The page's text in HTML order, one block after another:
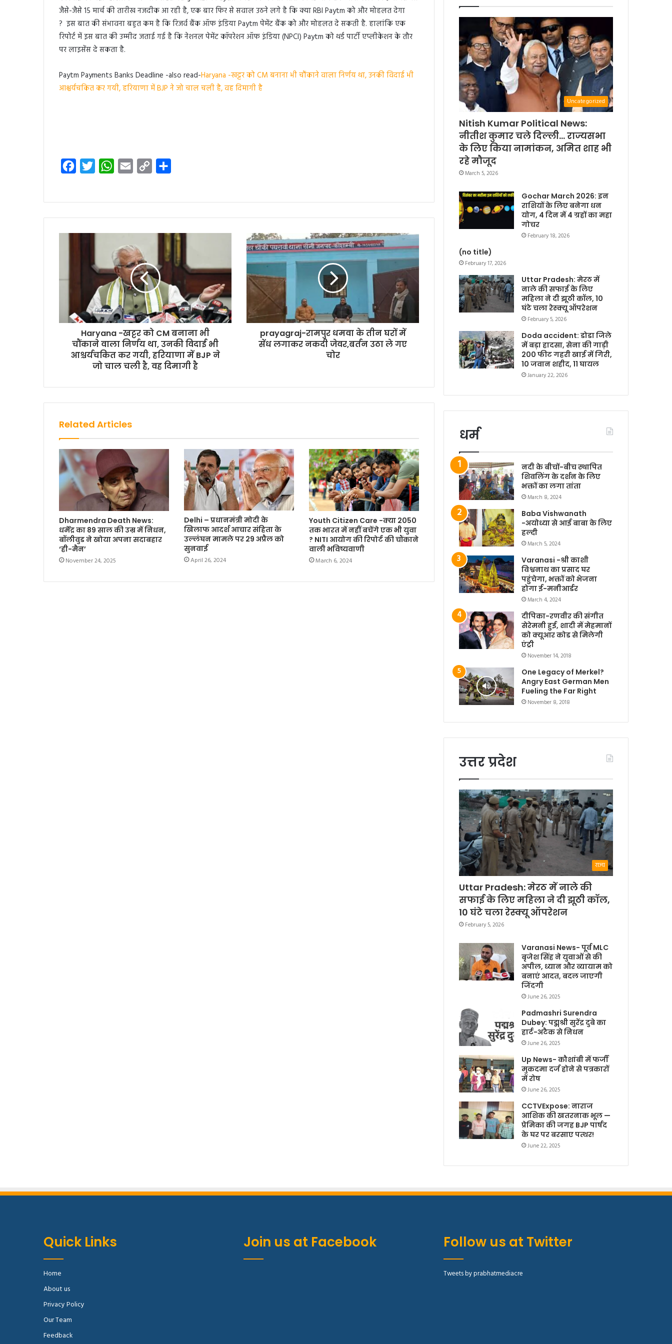
जैसे-जैसे 15 मार्च की तारीख नजदीक आ रही है, एक बार फिर से सवाल उठने लगे है कि क्या RBI Paytm को और मोहलत देगा
? इस बात की संभावना बहुत कम है कि रिजर्व बैंक ऑफ इंडिया Paytm पेमेंट बैंक को और मोहलत दे सकती है. हालांकि एक
रिपोर्ट में इस बात की उम्मीद जताई गई है कि नेशनल पेमेंट कॉपरेशन ऑफ इंडिया (NPCI) Paytm को थर्ड पार्टी एप्लीकेशन के तौर
पर लाइसेंस दे सकता है.
Paytm Payments Banks Deadline -also read-Haryana -खट्टर को CM बनाना भी चौंकाने वाला निर्णय था, उनकी विदाई भी
आश्चर्यचकित कर गयी, हरियाणा में BJP ने जो चाल चली है, वह दिमागी है
W
p
p
k
Haryana -खट्टर को CM बनाना भी
चौंकाने वाला निर्णय था, उनकी विदाई भी
आश्चर्यचकित कर गयी, हरियाणा में BJP ने
जो चाल चली है, वह दिमागी है
prayagraj-रामपुर धमवा के तीन घरों में
सेंध लगाकर नकदी जेवर,बर्तन उठा ले गए
चोर
Related Articles
Dharmendra Death News:
धर्मेंद्र का 89 साल की उम्र में निधन,
बॉलीवुड ने खोया अपना सदाबहार
‘ही-मैन’
November 24, 2025
Delhi – प्रधानमंत्री मोदी के
खिलाफ आदर्श आचार संहिता के
उल्लंघन मामले पर 29 अप्रैल को
सुनवाई
April 26, 2024
Youth Citizen Care -क्या 2050
तक भारत में नहीं बचेंगे एक भी युवा
? NITI आयोग की रिपोर्ट की चौंकाने
वाली भविष्यवाणी
March 6, 2024
Uncategorized
Nitish Kumar Political News:
नीतीश कुमार चले दिल्ली… राज्यसभा
के लिए किया नामांकन, अमित शाह भी
रहे मौजूद
March 5, 2026
Gochar March 2026: इन
राशियों के लिए बनेगा धन
योग, 4 दिन में 4 ग्रहों का महा
गोचर
February 18, 2026
(no title)
February 17, 2026
Uttar Pradesh: मेरठ में
नाले की सफाई के लिए
महिला ने दी झूठी कॉल, 10
घंटे चला रेस्क्यू ऑपरेशन
February 5, 2026
Doda accident: डोडा जिले
में बड़ा हादसा, सेना की गाड़ी
200 फीट गहरी खाई में गिरी,
10 जवान शहीद, 11 घायल
January 22, 2026
धर्म
नदी के बीचों-बीच स्थापित
शिवलिंग के दर्शन के लिए
भक्तों का लगा तांता
March 8, 2024
Baba Vishwanath
-अयोध्या से आई बाबा के लिए
हल्दी
March 5, 2024
Varanasi -श्री काशी
विश्वनाथ का प्रसाद घर
पहुंचेगा, भक्तों को भेजना
होगा ई-मनीआर्डर
March 4, 2024
दीपिका-रणवीर की संगीत
सेरेमनी हुई, शादी में मेहमानों
को क्यूआर कोड से मिलेगी
एंट्री
November 14, 2018
One Legacy of Merkel?
Angry East German Men
Fueling the Far Right
November 8, 2018
उत्तर प्रदेश
राज्य
Uttar Pradesh: मेरठ में नाले की
सफाई के लिए महिला ने दी झूठी कॉल,
10 घंटे चला रेस्क्यू ऑपरेशन
February 5, 2026
Varanasi News- पूर्व MLC
बृजेश सिंह ने युवाओं से की
अपील, ध्यान और व्यायाम को
बनाएं आदत, बदल जाएगी
जिंदगी
June 26, 2025
Padmashri Surendra
Dubey: पद्मश्री सुरेंद्र दुबे का
हार्ट-अटैक से निधन
June 26, 2025
Up News- कौशांबी में फर्जी
मुकदमा दर्ज होने से पत्रकारों
में रोष
June 26, 2025
CCTVExpose: नाराज
आशिक की खतरनाक भूल —
प्रेमिका की जगह BJP पार्षद
के घर पर बरसाए पत्थर!
June 22, 2025
Quick Links
Home
About us
Privacy Policy
Our Team
Feedback
Join us at Facebook Follow us at Twitter
Tweets by prabhatmediacre